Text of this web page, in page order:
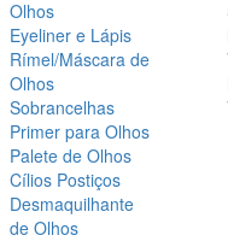
Olhos
Eyeliner e Lápis
Rímel/Máscara de
Olhos
Sobrancelhas
Primer para Olhos
Palete de Olhos
Cílios Postiços
Desmaquilhante
de Olhos